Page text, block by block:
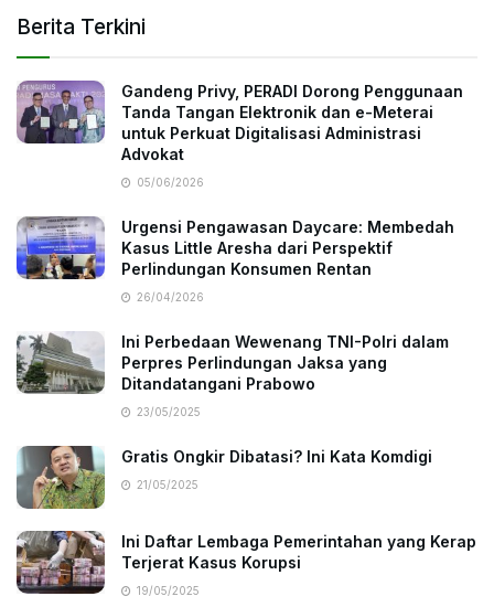
Berita Terkini
Gandeng Privy, PERADI Dorong Penggunaan
Tanda Tangan Elektronik dan e-Meterai
untuk Perkuat Digitalisasi Administrasi
Advokat
05/06/2026
Urgensi Pengawasan Daycare: Membedah
Kasus Little Aresha dari Perspektif
Perlindungan Konsumen Rentan
26/04/2026
Ini Perbedaan Wewenang TNI-Polri dalam
Perpres Perlindungan Jaksa yang
Ditandatangani Prabowo
23/05/2025
Gratis Ongkir Dibatasi? Ini Kata Komdigi
21/05/2025
Ini Daftar Lembaga Pemerintahan yang Kerap
Terjerat Kasus Korupsi
19/05/2025